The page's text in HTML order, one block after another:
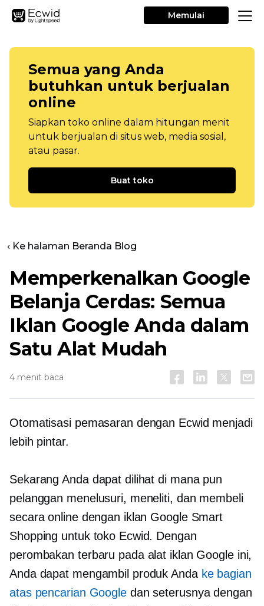
Memulai
Semua yang Anda
butuhkan untuk berjualan
online
Siapkan toko online dalam hitungan menit
untuk berjualan di situs web, media sosial,
atau pasar.
Buat toko
‹ Ke halaman Beranda Blog
Memperkenalkan Google
Belanja Cerdas: Semua
Iklan Google Anda dalam
Satu Alat Mudah
4 menit baca
Otomatisasi pemasaran dengan Ecwid menjadi
lebih pintar.
Sekarang Anda dapat dilihat di mana pun
pelanggan menelusuri, meneliti, dan membeli
secara online dengan iklan Google Smart
Shopping untuk toko Ecwid. Dengan
perombakan terbaru pada alat iklan Google ini,
Anda dapat mengambil produk Anda ke bagian
atas pencarian Googledan seterusnya dengan